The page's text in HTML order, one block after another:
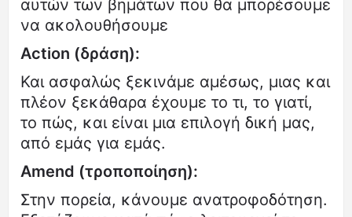
αυτών των βημάτων που θα μπορέσουμε
να ακολουθήσουμε
Action (δράση):
Και ασφαλώς ξεκινάμε αμέσως, μιας και
πλέον ξεκάθαρα έχουμε το τι, το γιατί,
το πώς, και είναι μια επιλογή δική μας,
από εμάς για εμάς.
Amend (τροποποίηση):
Στην πορεία, κάνουμε ανατροφοδότηση.